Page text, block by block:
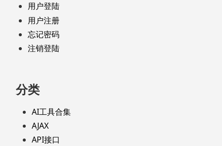
用户登陆
用户注册
忘记密码
注销登陆
分类
AI工具合集
AJAX
API接口